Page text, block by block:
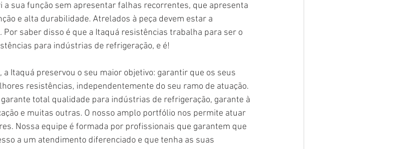
a sua função sem apresentar falhas recorrentes, que apresenta
e alta durabilidade. Atrelados à peça devem estar a
Por saber disso é que a Itaquá resistências trabalha para ser o
para indústrias de refrigeração, e é!
a Itaquá preservou o seu maior objetivo: garantir que os seus
resistências, independentemente do seu ramo de atuação.
total qualidade para indústrias de refrigeração, garante à
e muitas outras. O nosso amplo portfólio nos permite atuar
Nossa equipe é formada por profissionais que garantem que
a um atendimento diferenciado e que tenha as suas